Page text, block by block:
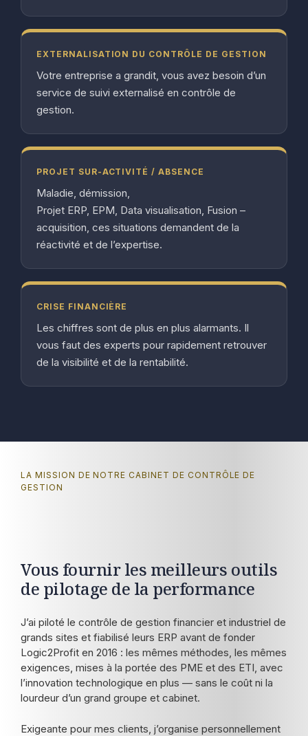
EXTERNALISATION DU CONTRÔLE DE GESTION
Votre entreprise a grandit, vous avez besoin d’un
service de suivi externalisé en contrôle de
gestion.
PROJET SUR-ACTIVITÉ / ABSENCE
Maladie, démission,
Projet ERP, EPM, Data visualisation, Fusion –
acquisition, ces situations demandent de la
réactivité et de l’expertise.
CRISE FINANCIÈRE
Les chiffres sont de plus en plus alarmants. Il
vous faut des experts pour rapidement retrouver
de la visibilité et de la rentabilité.
LA MISSION DE NOTRE CABINET DE CONTRÔLE DE
GESTION
Vous fournir les meilleurs outils
de pilotage de la performance
J’ai piloté le contrôle de gestion financier et industriel de
grands sites et fiabilisé leurs ERP avant de fonder
Logic2Profit en 2016 : les mêmes méthodes, les mêmes
exigences, mises à la portée des PME et des ETI, avec
l’innovation technologique en plus — sans le coût ni la
lourdeur d’un grand groupe et cabinet.
Exigeante pour mes clients, j’organise personnellement